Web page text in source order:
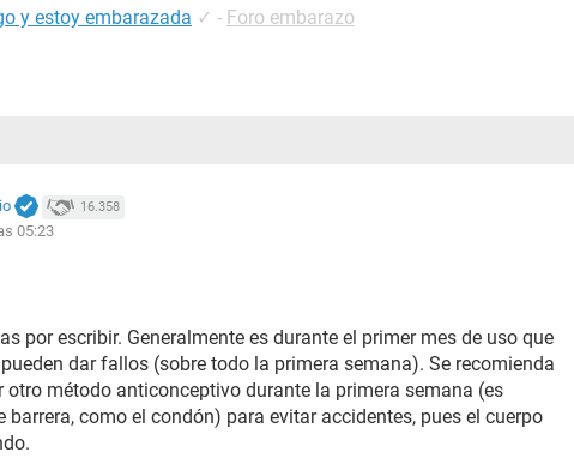
y estoy embarazada ✓ - Foro embarazo
16.358
05:23
por escribir. Generalmente es durante el primer mes de uso que
dar fallos (sobre todo la primera semana). Se recomienda
otro método anticonceptivo durante la primera semana (es
barrera, como el condón) para evitar accidentes, pues el cuerpo